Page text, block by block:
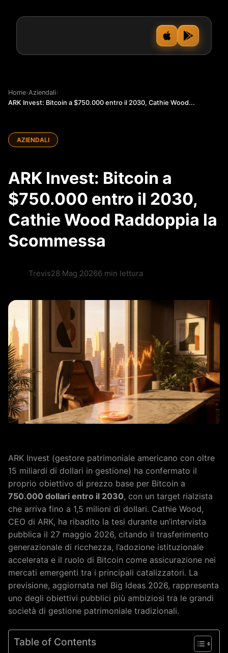
Home›Aziendali›
ARK Invest: Bitcoin a $750.000 entro il 2030, Cathie Wood...
AZIENDALI
ARK Invest: Bitcoin a
$750.000 entro il 2030,
Cathie Wood Raddoppia la
Scommessa
Trevis28 Mag 20266 min lettura
ARK Invest (gestore patrimoniale americano con oltre
15 miliardi di dollari in gestione) ha confermato il
proprio obiettivo di prezzo base per Bitcoin a
750.000 dollari entro il 2030, con un target rialzista
che arriva fino a 1,5 milioni di dollari. Cathie Wood,
CEO di ARK, ha ribadito la tesi durante un’intervista
pubblica il 27 maggio 2026, citando il trasferimento
generazionale di ricchezza, l’adozione istituzionale
accelerata e il ruolo di Bitcoin come assicurazione nei
mercati emergenti tra i principali catalizzatori. La
previsione, aggiornata nel Big Ideas 2026, rappresenta
uno degli obiettivi pubblici più ambiziosi tra le grandi
società di gestione patrimoniale tradizionali.
Table of Contents